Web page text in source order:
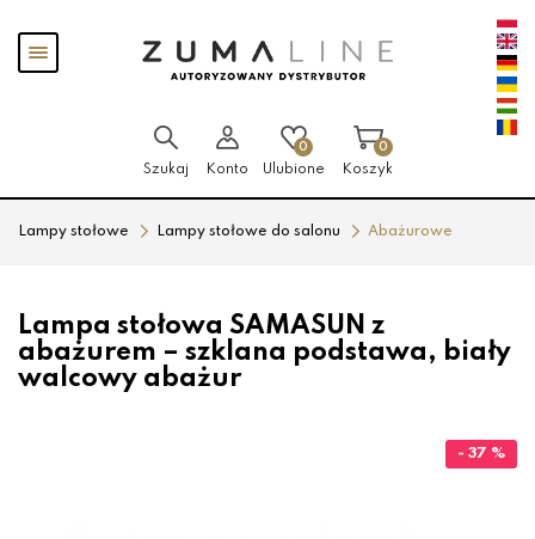
Pokaż
menu
Szukaj Konto
0
Ulubione
0
Koszyk
Lampy stołowe Lampy stołowe do salonu Abażurowe
Lampa stołowa SAMASUN z
abażurem – szklana podstawa, biały
walcowy abażur
- 37 %